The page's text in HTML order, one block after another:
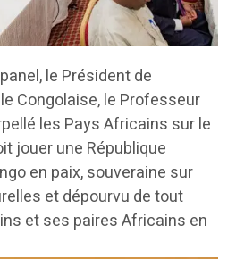
le Président de
Congolaise, le Professeur
les Pays Africains sur le
jouer une République
en paix, souveraine sur
et dépourvu de tout
et ses paires Africains en